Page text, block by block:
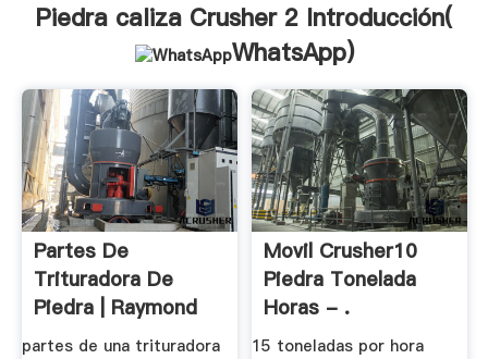
Piedra caliza Crusher 2 Introducción(
WhatsApp)
Partes De
Trituradora De
Piedra | Raymond
Molino
partes de una trituradora
Movil Crusher10
Piedra Tonelada
Horas - .
15 toneladas por hora